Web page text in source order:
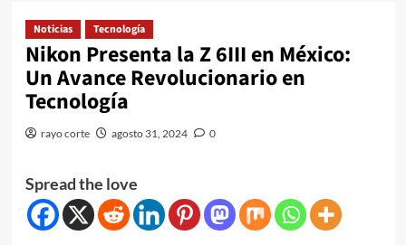
Noticias Tecnología
Nikon Presenta la Z 6III en México:
Un Avance Revolucionario en
Tecnología
rayo corte agosto 31, 2024 0
Spread the love